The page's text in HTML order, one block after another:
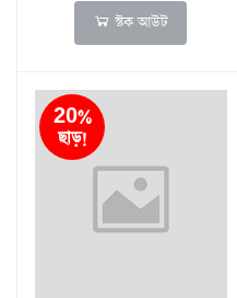
স্টক আউট
20%
ছাড়!